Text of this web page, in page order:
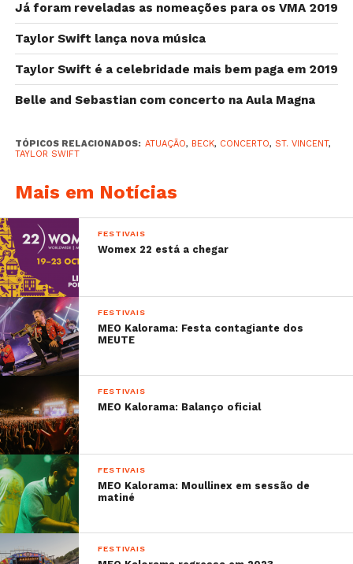
Já foram reveladas as nomeações para os VMA 2019
Taylor Swift lança nova música
Taylor Swift é a celebridade mais bem paga em 2019
Belle and Sebastian com concerto na Aula Magna
TÓPICOS RELACIONADOS: ATUAÇÃO, BECK, CONCERTO, ST. VINCENT,
TAYLOR SWIFT
Mais em Notícias
FESTIVAIS
Womex 22 está a chegar
FESTIVAIS
MEO Kalorama: Festa contagiante dos
MEUTE
FESTIVAIS
MEO Kalorama: Balanço oficial
FESTIVAIS
MEO Kalorama: Moullinex em sessão de
matiné
FESTIVAIS